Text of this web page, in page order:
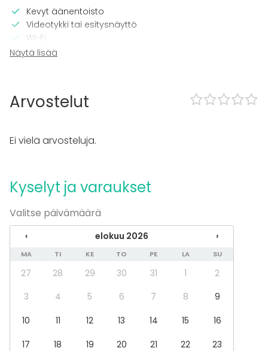
Kevyt äänentoisto
Videotykki tai esitysnäyttö
Wi-Fi
TV
Majoittumismahdollisuus
Muistiinpanovälineet
Fläppi- / Valkotaulu
Juhlat
Saunailta
Illallinen / lounas
Seminaari / konferenssi
Messut
Virkistystilaisuus
Elämys / aktiviteetti
Näytä lisää
Arvostelut
Ei vielä arvosteluja.
Kyselyt ja varaukset
Valitse päivämäärä
‹ elokuu 2026 ›
MA TI KE TO PE LA SU
27 28 29 30 31 1
2
3
4 5 6 7 8
9
10
11 12 13 14 15
16
17
18 19 20 21 22
23